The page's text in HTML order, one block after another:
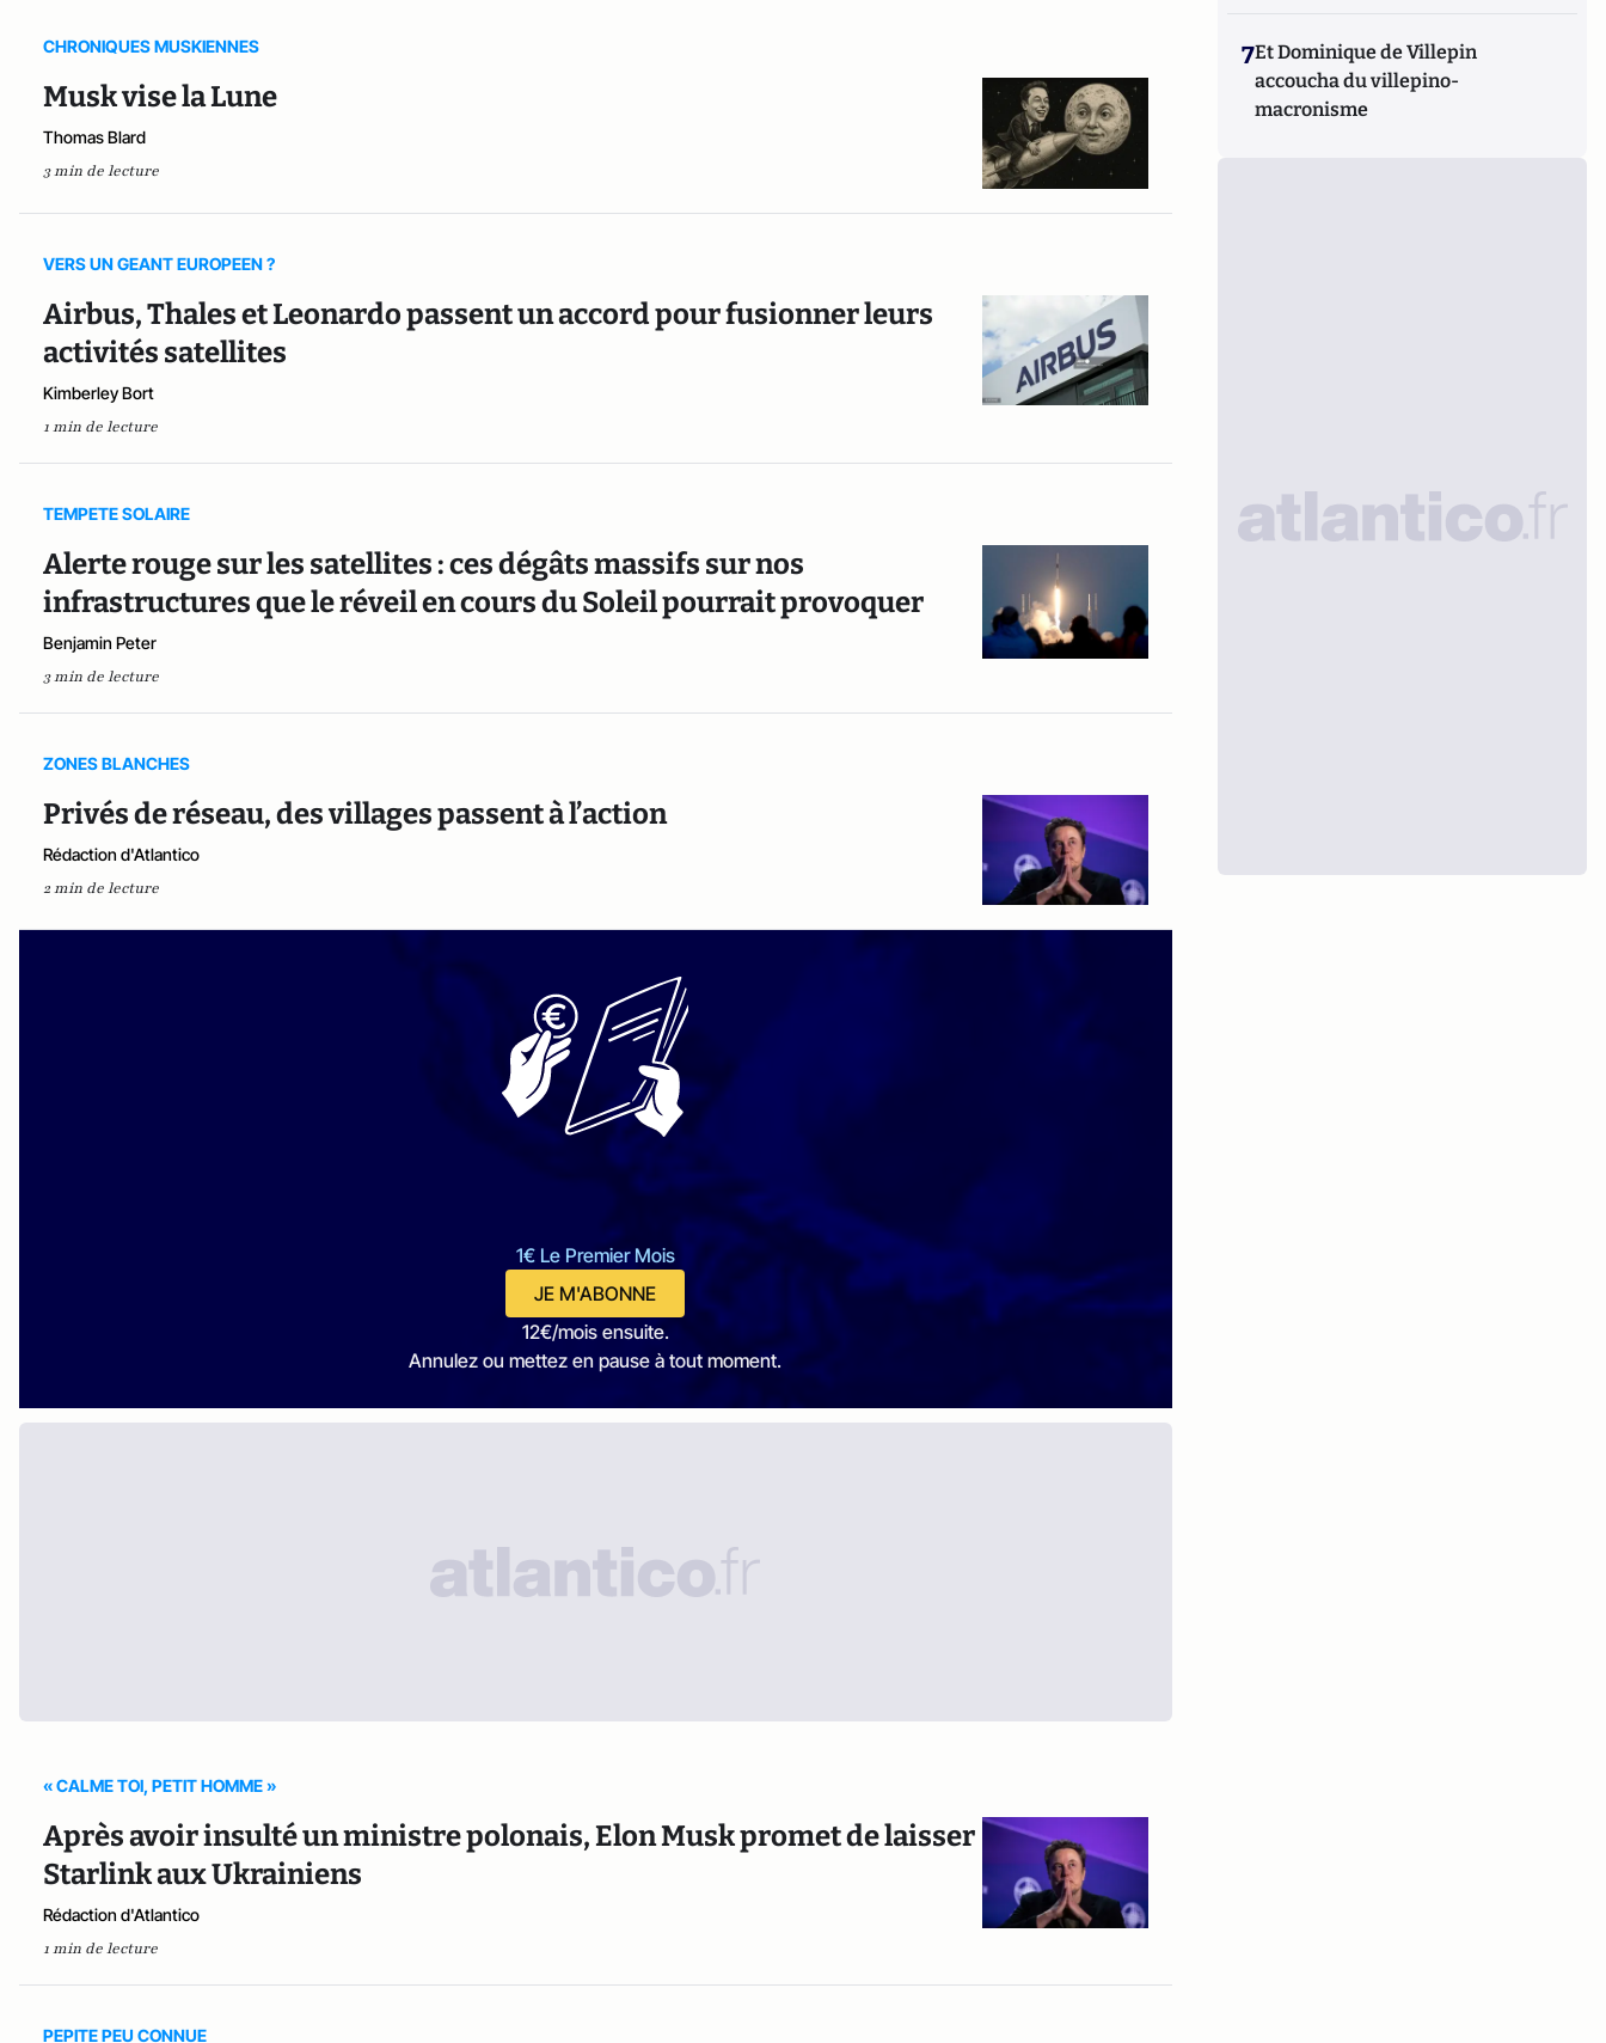
CHRONIQUES MUSKIENNES
Musk vise la Lune
Thomas Blard
3 min de lecture
VERS UN GEANT EUROPEEN ?
Airbus, Thales et Leonardo passent un accord pour fusionner leurs
activités satellites
Kimberley Bort
1 min de lecture
TEMPETE SOLAIRE
Alerte rouge sur les satellites : ces dégâts massifs sur nos
infrastructures que le réveil en cours du Soleil pourrait provoquer
Benjamin Peter
3 min de lecture
ZONES BLANCHES
Privés de réseau, des villages passent à l’action
Rédaction d'Atlantico
2 min de lecture
1€ Le Premier Mois
JE M'ABONNE
12€/mois ensuite.
Annulez ou mettez en pause à tout moment.
« CALME TOI, PETIT HOMME »
Après avoir insulté un ministre polonais, Elon Musk promet de laisser
Starlink aux Ukrainiens
Rédaction d'Atlantico
1 min de lecture
PEPITE PEU CONNUE
7Et Dominique de Villepin
accoucha du villepino-
macronisme